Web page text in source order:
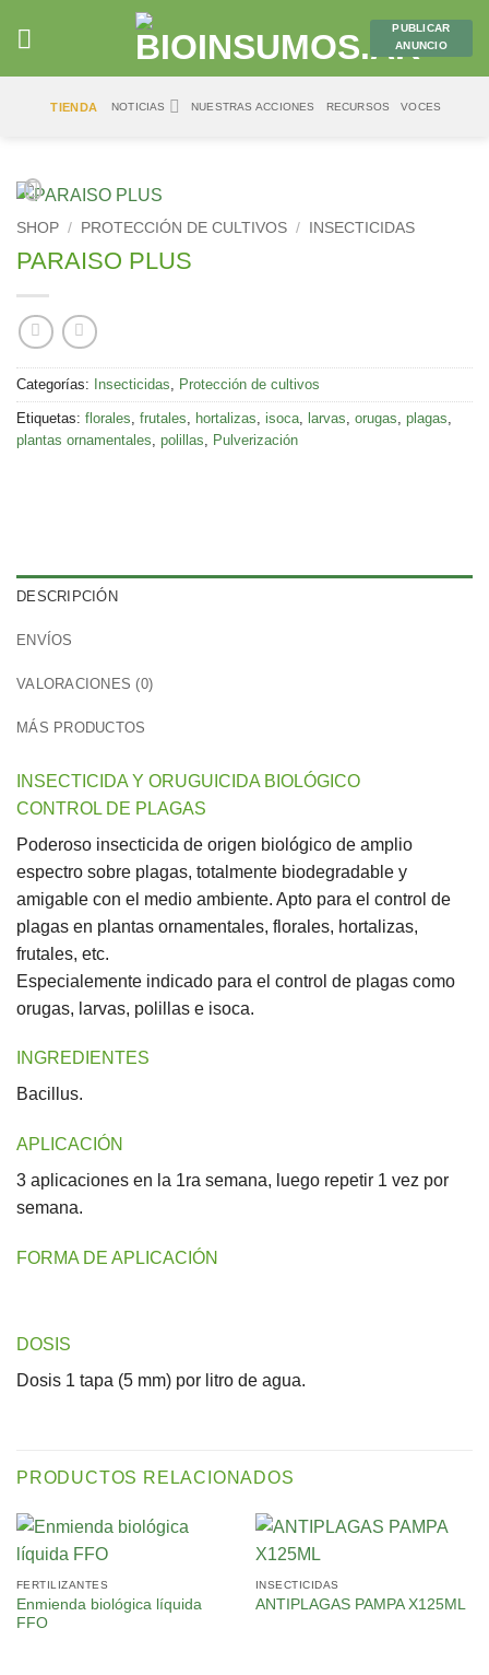
PUBLICAR
ANUNCIO
TIENDA NOTICIAS NUESTRAS ACCIONES RECURSOS VOCES
SHOP / PROTECCIÓN DE CULTIVOS / INSECTICIDAS
PARAISO PLUS
Categorías: Insecticidas Protección de cultivos
Etiquetas: florales frutales hortalizas isoca larvas orugas plagas
plantas ornamentales polillas Pulverización
DESCRIPCIÓN
ENVÍOS
VALORACIONES (0)
MÁS PRODUCTOS
INSECTICIDA Y ORUGUICIDA BIOLÓGICO
CONTROL DE PLAGAS
Poderoso insecticida de origen biológico de amplio
espectro sobre plagas, totalmente biodegradable y
amigable con el medio ambiente. Apto para el control de
plagas en plantas ornamentales, florales, hortalizas,
frutales, etc.
Especialemente indicado para el control de plagas como
orugas, larvas, polillas e isoca.
INGREDIENTES
Bacillus.
APLICACIÓN
3 aplicaciones en la 1ra semana, luego repetir 1 vez por
semana.
FORMA DE APLICACIÓN
DOSIS
Dosis 1 tapa (5 mm) por litro de agua.
PRODUCTOS RELACIONADOS
FERTILIZANTES
Enmienda biológica líquida
FFO
INSECTICIDAS
ANTIPLAGAS PAMPA X125ML